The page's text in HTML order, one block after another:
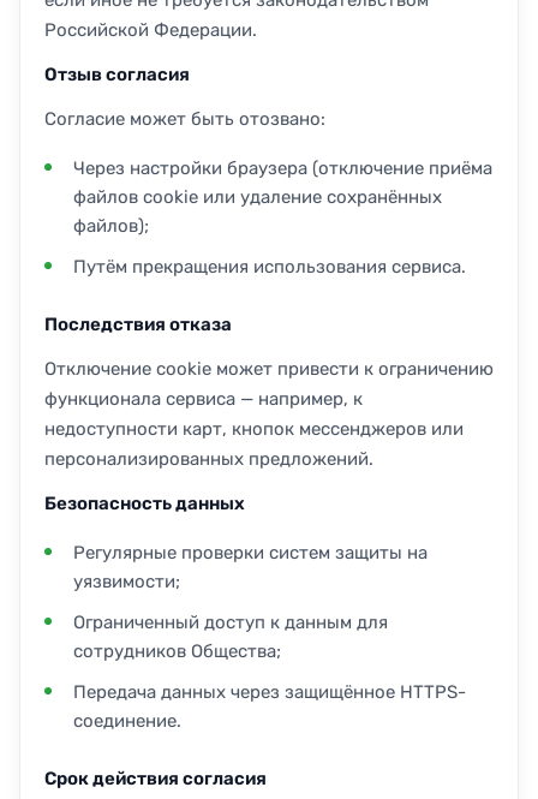
Российской Федерации.
Отзыв согласия
Согласие может быть отозвано:
Через настройки браузера (отключение приёма
файлов cookie или удаление сохранённых
файлов);
Путём прекращения использования сервиса.
Последствия отказа
Отключение cookie может привести к ограничению
функционала сервиса — например, к
недоступности карт, кнопок мессенджеров или
персонализированных предложений.
Безопасность данных
Регулярные проверки систем защиты на
уязвимости;
Ограниченный доступ к данным для
сотрудников Общества;
Передача данных через защищённое HTTPS-
соединение.
Срок действия согласия